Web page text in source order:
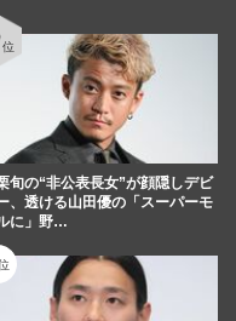
旬の“非公表長女”が顔隠しデビ
、透ける山田優の「スーパーモ
に」野…